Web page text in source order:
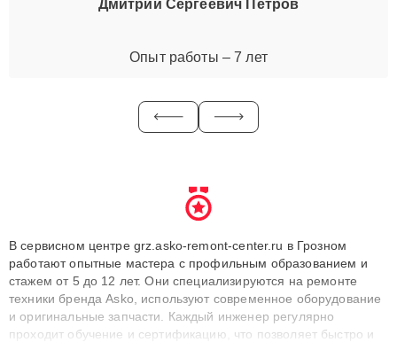
Дмитрий Сергеевич Петров
Опыт работы – 7 лет
В сервисном центре grz.asko-remont-center.ru в Грозном
работают опытные мастера с профильным образованием и
стажем от 5 до 12 лет. Они специализируются на ремонте
техники бренда Asko, используют современное оборудование
и оригинальные запчасти. Каждый инженер регулярно
проходит обучение и сертификацию, что позволяет быстро и